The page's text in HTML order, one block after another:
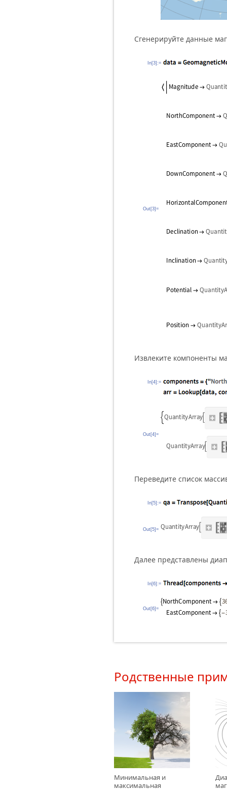
Сгенерируйте данные
In[3]:=
Out[3]=
Извлеките компоненты
In[4]:=
Out[4]=
Переведите список
In[5]:=
Out[5]=
Далее представлены
In[6]:=
Out[6]=
Родственные
Минимальная и
максимальная